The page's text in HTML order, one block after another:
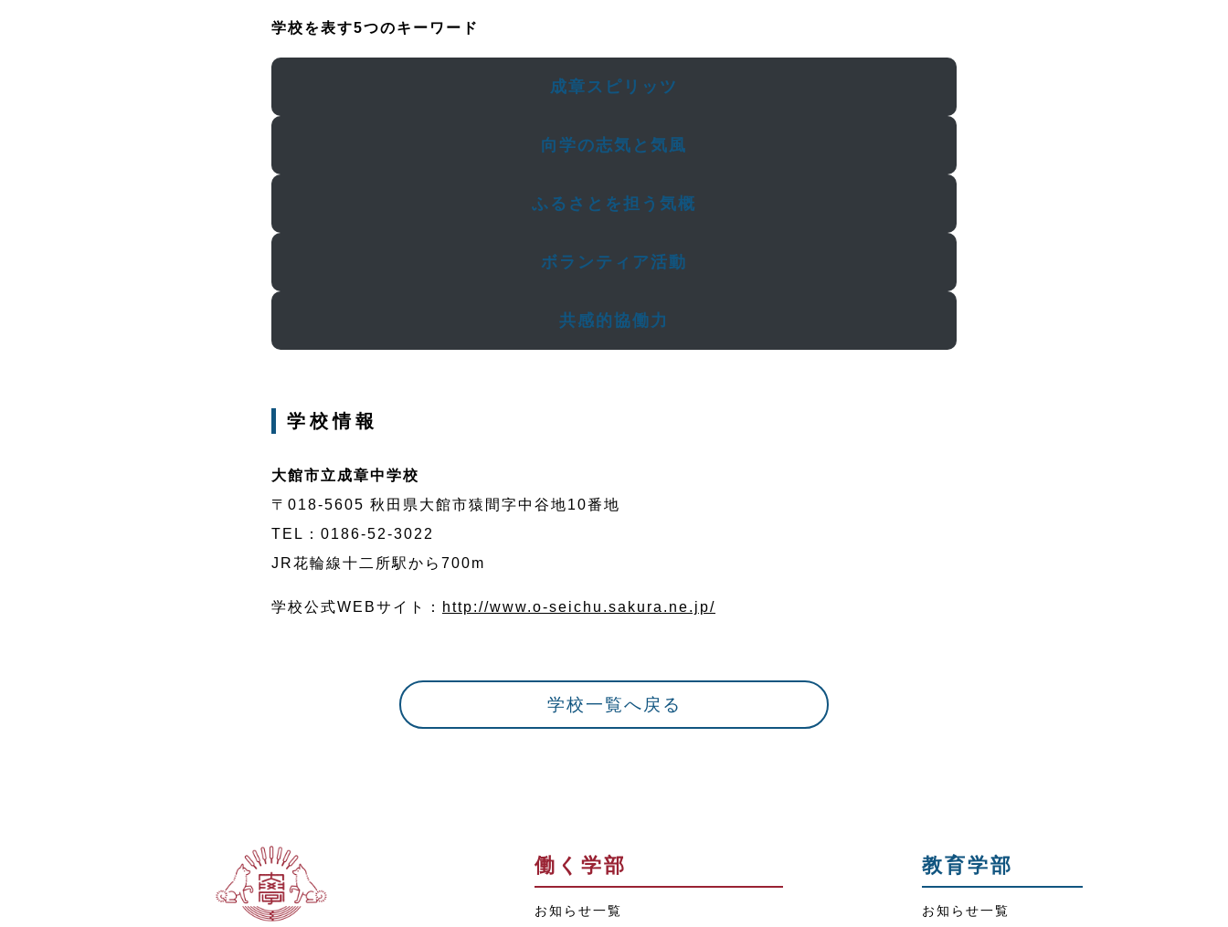
学校を表す5つのキーワード
成章スピリッツ
向学の志気と気風
ふるさとを担う気概
ボランティア活動
共感的協働力
学校情報
大館市立成章中学校
〒018-5605 秋田県大館市猿間字中谷地10番地
TEL：0186-52-3022
JR花輪線十二所駅から700m
学校公式WEBサイト： http://www.o-seichu.sakura.ne.jp/
学校一覧へ戻る
働く学部
お知らせ一覧
教育学部
お知らせ一覧